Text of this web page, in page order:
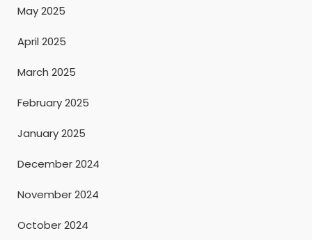
May 2025
April 2025
March 2025
February 2025
January 2025
December 2024
November 2024
October 2024